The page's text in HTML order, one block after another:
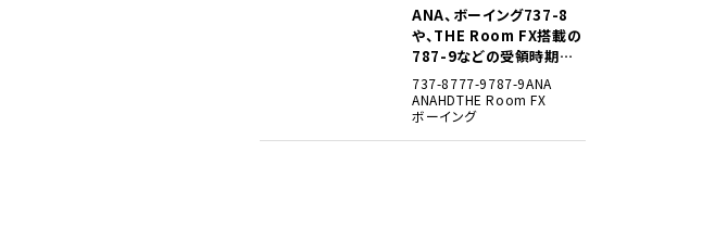
ANA、ボーイング737-8
や、THE Room FX搭載の
787-9などの受領時期見
込みを明らかに
737-8777-9787-9ANA
ANAHDTHE Room FX
ボーイング